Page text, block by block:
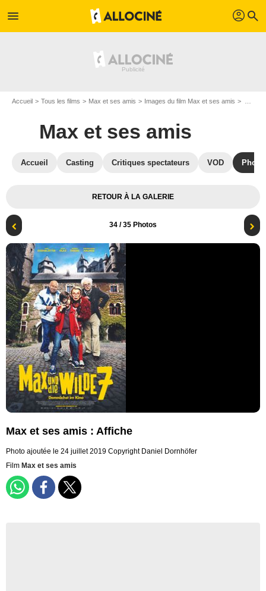
menu profil search
Accueil Tous les films Max et ses amis Images du film Max et ses amis
Max et ses amis
Accueil Casting Critiques spectateurs VOD
RETOUR À LA GALERIE
34 / 35 Photos
Max et ses amis : Affiche
Photo ajoutée le 24 juillet 2019 Copyright Daniel Dornhöfer
Film Max et ses amis